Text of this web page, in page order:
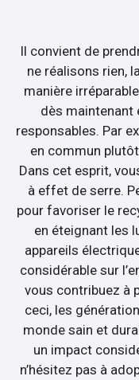
Il convient de
ne réalisons rien,
manière
dès maintenant
responsables. Par
en commun
Dans cet esprit,
à effet de serre.
pour favoriser le
en éteignant les
appareils
considérable sur
vous contribuez à
ceci, les
monde sain et
un impact
n’hésitez pas à